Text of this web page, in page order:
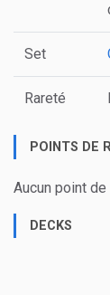
Set
Rareté
POINTS DE
Aucun point
DECKS